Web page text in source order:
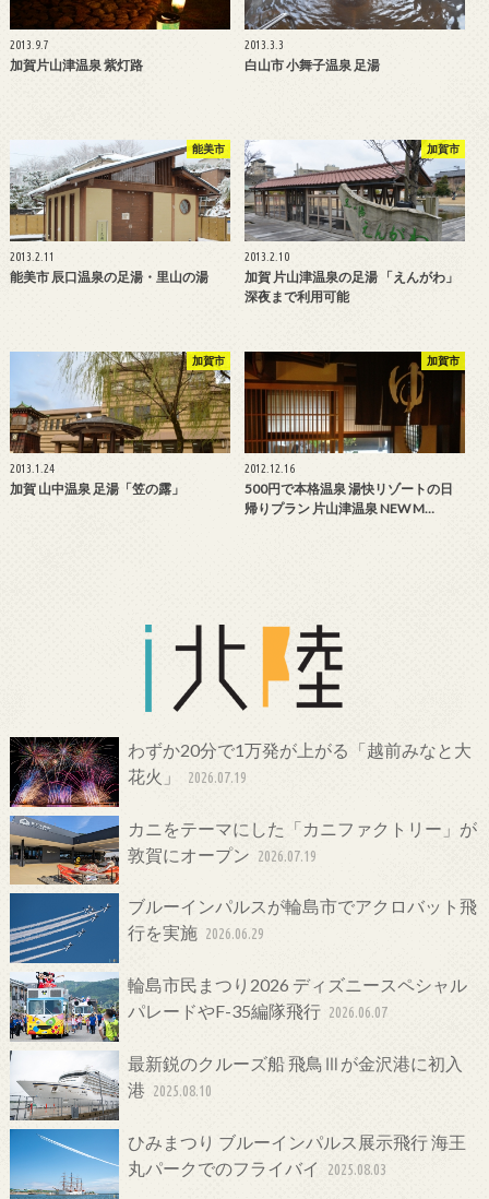
2013.9.7
加賀片山津温泉 紫灯路
2013.3.3
白山市 小舞子温泉 足湯
能美市
2013.2.11
能美市 辰口温泉の足湯・里山の湯
加賀市
2013.2.10
加賀 片山津温泉の足湯 「えんがわ」
深夜まで利用可能
加賀市
2013.1.24
加賀 山中温泉 足湯「笠の露」
加賀市
2012.12.16
500円で本格温泉 湯快リゾートの日
帰りプラン 片山津温泉 NEW M…
わずか20分で1万発が上がる「越前みなと大
花火」
2026.07.19
カニをテーマにした「カニファクトリー」が
敦賀にオープン 2026.07.19
ブルーインパルスが輪島市でアクロバット飛
行を実施 2026.06.29
輪島市民まつり2026 ディズニースペシャル
パレードやF-35編隊飛行 2026.06.07
最新鋭のクルーズ船 飛鳥Ⅲが金沢港に初入
港 2025.08.10
ひみまつり ブルーインパルス展示飛行 海王
丸パークでのフライバイ
2025.08.03